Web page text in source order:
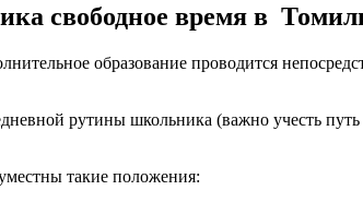
свободное время в
образование проводится
рутины школьника (важно учесть
такие положения: